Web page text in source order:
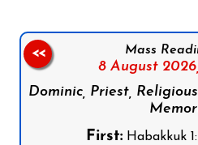
Mass
8 August 2026,
Dominic, Priest,
First:Habakkuk 1:
<<